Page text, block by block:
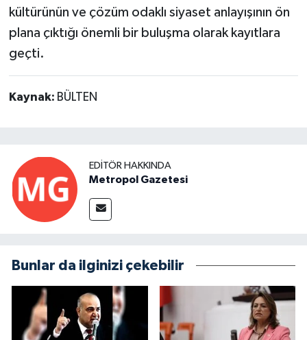
kültürünün ve çözüm odaklı siyaset anlayışının ön
plana çıktığı önemli bir buluşma olarak kayıtlara
geçti.
Kaynak: BÜLTEN
EDITÖR HAKKINDA
Metropol Gazetesi
Bunlar da ilginizi çekebilir